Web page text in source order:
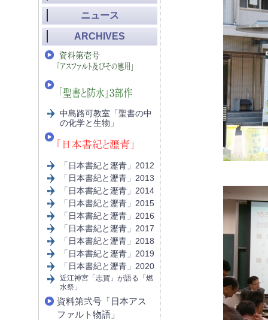
ニュース
ARCHIVES
中島路可教室「聖書の中
の化学と生物」
「日本書紀と瀝青」2012
「日本書紀と瀝青」2013
「日本書紀と瀝青」2014
「日本書紀と瀝青」2015
「日本書紀と瀝青」2016
「日本書紀と瀝青」2017
「日本書紀と瀝青」2018
「日本書紀と瀝青」2019
「日本書紀と瀝青」2020
近江神宮「志賀」が語る「燃
水祭」
資料第弐号「日本アス
ファルト物語」